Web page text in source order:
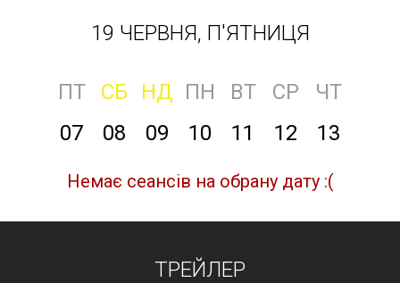
19 ЧЕРВНЯ, П'ЯТНИЦЯ
ПТ СБ НД ПН ВТ СР
ЧТ
07
08 09 10 11 12 13
Немає сеансів на обрану дату :(
ТРЕЙЛЕР